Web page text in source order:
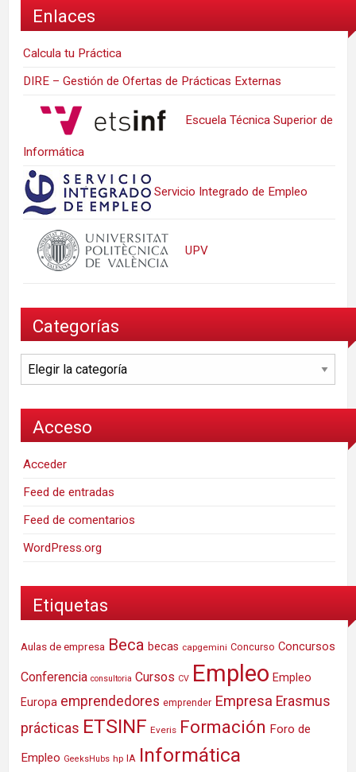
Enlaces
Calcula tu Práctica
DIRE – Gestión de Ofertas de Prácticas Externas
Escuela Técnica Superior de
Informática
Servicio Integrado de Empleo
UPV
Categorías
Categorías
Acceso
Acceder
Feed de entradas
Feed de comentarios
WordPress.org
Etiquetas
Aulas de empresa Beca becas capgemini Concurso Concursos
Conferencia consultoria Cursos CV Empleo Empleo
Europa emprendedores emprender Empresa Erasmus
prácticas ETSINF Everis Formación Foro de
Empleo GeeksHubs hp IA Informática